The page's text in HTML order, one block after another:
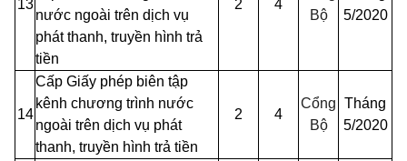
13
nước ngoài trên dịch vụ
phát thanh, truyền hình trả
tiền
2 4
Bộ
5/2020
14
Cấp Giấy phép biên tập
kênh chương trình nước
ngoài trên dịch vụ phát
thanh, truyền hình trả tiền
2 4
Cổng
Bộ
Tháng
5/2020